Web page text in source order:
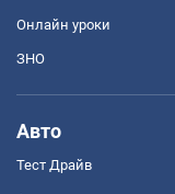
Онлайн уроки
ЗНО
Авто
Тест Драйв